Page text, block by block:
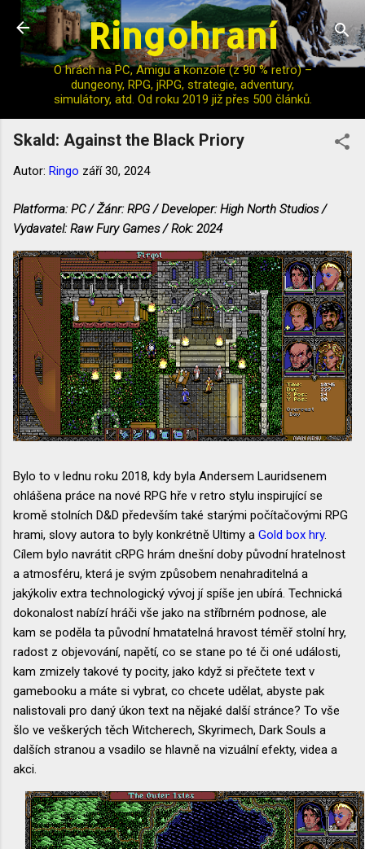
Přeskočit na hlavní obsah
Ringohraní
O hrách na PC, Amigu a konzole (z 90 % retro) –
dungeony, RPG, jRPG, strategie, adventury,
simulátory, atd. Od roku 2019 již přes 500 článků.
Skald: Against the Black Priory
Autor: Ringo září 30, 2024
Platforma: PC / Žánr: RPG / Developer: High North Studios /
Vydavatel: Raw Fury Games / Rok: 2024
Bylo to v lednu roku 2018, kdy byla Andersem Lauridsenem
ohlášena práce na nové RPG hře v retro stylu inspirující se
kromě stolních D&D především také starými počítačovými RPG
hrami, slovy autora to byly konkrétně Ultimy a Gold box hry.
Cílem bylo navrátit cRPG hrám dnešní doby původní hratelnost
a atmosféru, která je svým způsobem nenahraditelná a
jakýkoliv extra technologický vývoj jí spíše jen ubírá. Technická
dokonalost nabízí hráči vše jako na stříbrném podnose, ale
kam se poděla ta původní hmatatelná hravost téměř stolní hry,
radost z objevování, napětí, co se stane po té či oné události,
kam zmizely takové ty pocity, jako když si přečtete text v
gamebooku a máte si vybrat, co chcete udělat, abyste pak
nalistovali pro daný úkon text na nějaké další stránce? To vše
šlo ve veškerých těch Witcherech, Skyrimech, Dark Souls a
dalších stranou a vsadilo se hlavně na vizuální efekty, videa a
akci.